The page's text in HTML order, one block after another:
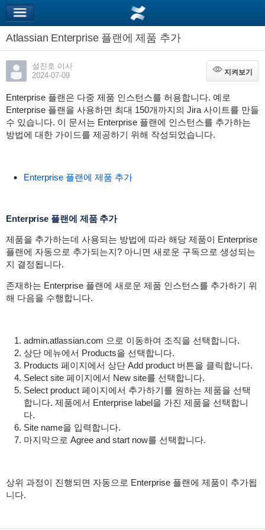
Atlassian Enterprise 플랜에 제품 추가
설진호 이사
2024-07-09
지켜보기
지켜보기
Enterprise 플랜은 다중 제품 인스턴스를 허용합니다. 예로
Enterprise 플랜을 사용하면 최대 150개까지의 Jira 사이트를 만들
수 있습니다. 이 문서는 Enterprise 플랜에 인스턴스를 추가하는
방법에 대한 가이드를 제공하기 위해 작성되었습니다.
Enterprise 플랜에 제품 추가
Enterprise 플랜에 제품 추가
제품을 추가하는데 사용되는 방법에 따라 해당 제품이 Enterprise
플랜에 자동으로 추가되는지? 아니면 새로운 구독으로 생성되는
지 결정됩니다.
존재하는 Enterprise 플랜에 새로운 제품 인스턴스를 추가하기 위
해 다음을 수행합니다.
admin.atlassian.com 으로 이동하여 조직을 선택합니다.
상단 메뉴에서 Products을 선택합니다.
Products 페이지에서 상단 Add product 버튼을 클릭합니다.
Select site 페이지에서 New site를 선택합니다.
Select product 페이지에서 추가하기를 원하는 제품을 선택
합니다. 제품에서 Enterprise label을 가진 제품을 선택합니
다.
Site name을 입력합니다.
마지막으로 Agree and start now를 선택합니다.
상위 과정이 진행되면 자동으로 Enterprise 플랜에 제품이 추가됩
니다.